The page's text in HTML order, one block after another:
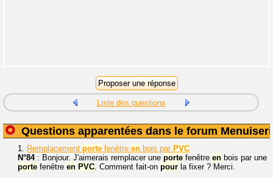
Liste des questions
Questions apparentées dans le forum
1. Remplacement porte fenêtre en bois par PVC
N°84: Bonjour. J'aimerais remplacer une porte fenêtre en bois par une
porte fenêtre en PVC. Comment fait-on pour la fixer ? Merci.